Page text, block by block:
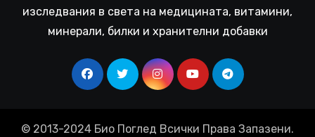
изследвания в света на медицината, витамини,
минерали, билки и хранителни добавки
© 2013-2024 Био Поглед Всички Права Запазени.